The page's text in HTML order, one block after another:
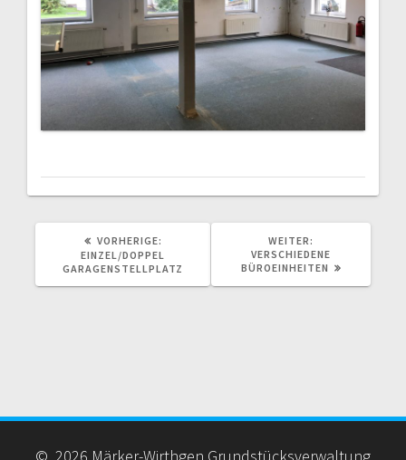
VORHERIGE:
EINZEL/DOPPEL
GARAGENSTELLPLATZ
WEITER:
BEITRAG:
VERSCHIEDENE
BÜROEINHEITEN